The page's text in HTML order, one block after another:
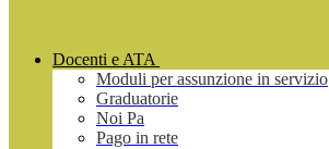
Docenti e ATA
Moduli per assunzione in servizio
Graduatorie
Noi Pa
Pago in rete